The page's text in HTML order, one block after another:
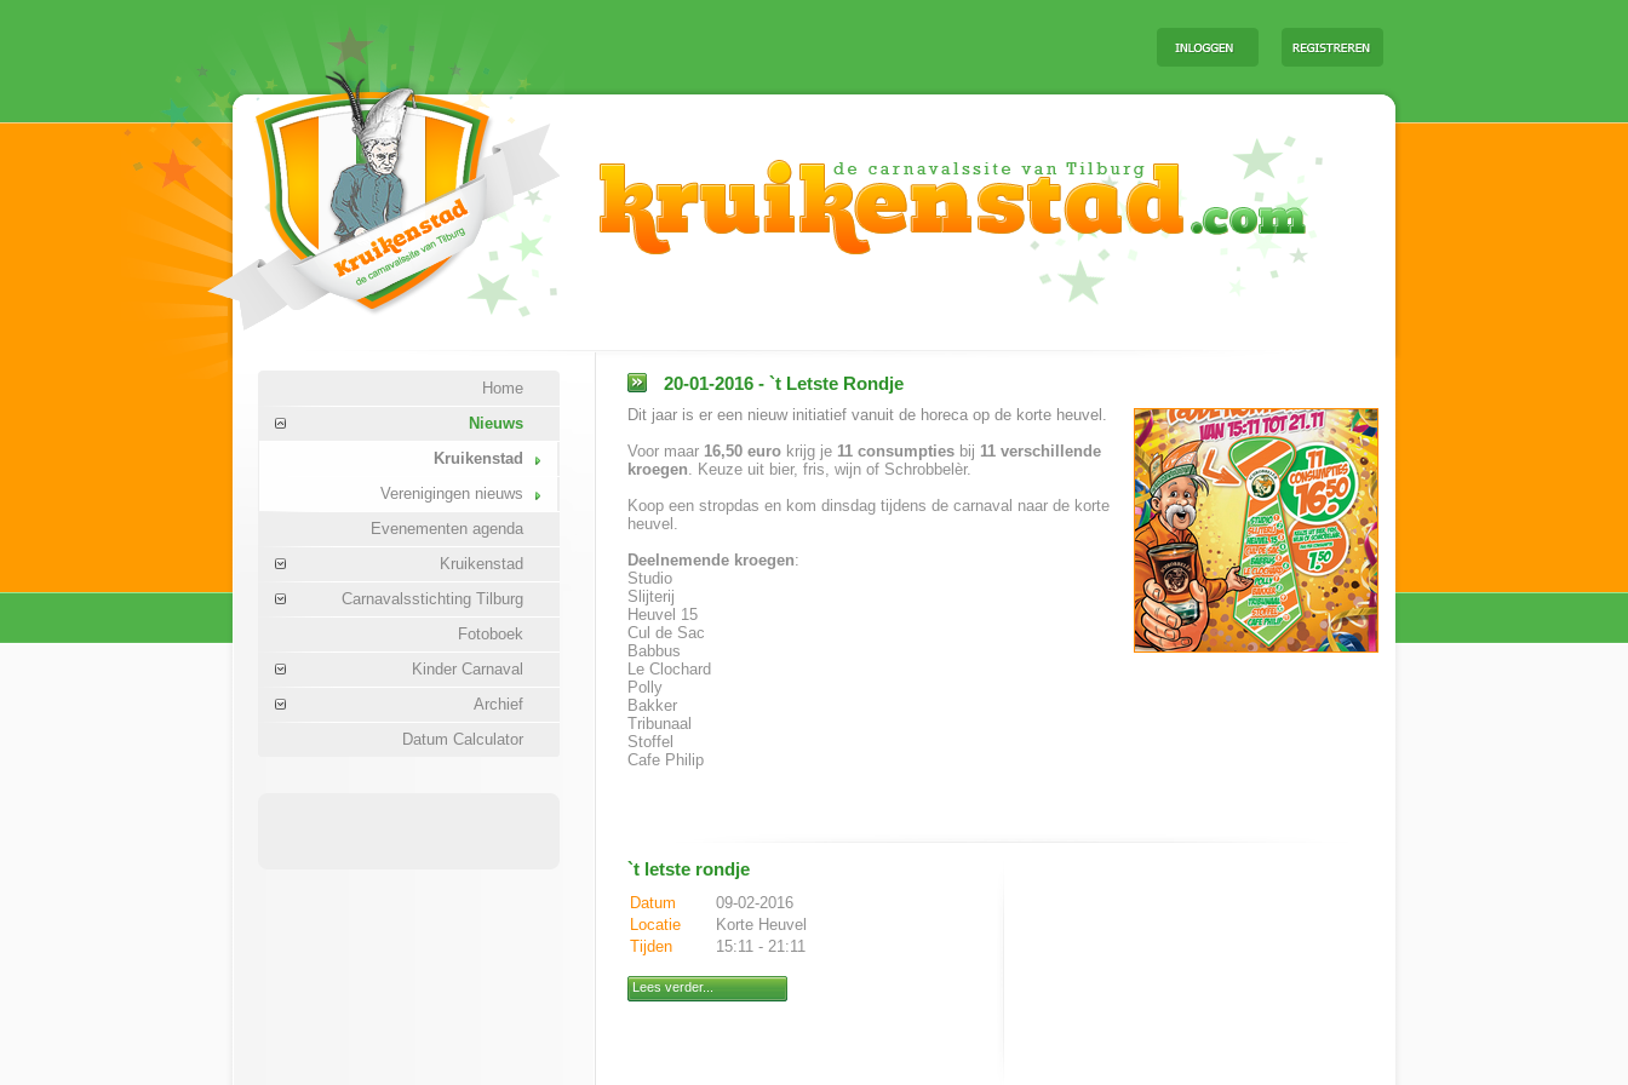
Home
Nieuws
Kruikenstad
Verenigingen nieuws
Evenementen agenda
Kruikenstad
Carnavalsstichting Tilburg
Fotoboek
Kinder Carnaval
Archief
Datum Calculator
20-01-2016 - `t Letste Rondje
Dit jaar is er een nieuw initiatief vanuit de horeca op de korte heuvel.
Voor maar 16,50 euro krijg je 11 consumpties bij 11 verschillende
kroegen. Keuze uit bier, fris, wijn of Schrobbelèr.
Koop een stropdas en kom dinsdag tijdens de carnaval naar de korte
heuvel.
Deelnemende kroegen:
Studio
Slijterij
Heuvel 15
Cul de Sac
Babbus
Le Clochard
Polly
Bakker
Tribunaal
Stoffel
Cafe Philip
`t letste rondje
Datum
09-02-2016
Locatie
Korte Heuvel
Tijden
15:11 - 21:11
Lees verder...